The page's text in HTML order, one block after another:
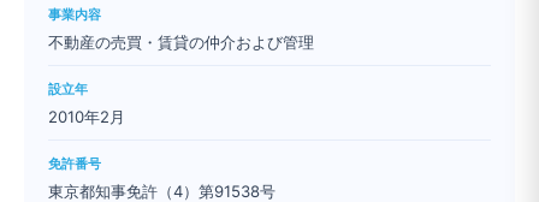
事業内容
不動産の売買・賃貸の仲介および管理
設立年
2010年2月
免許番号
東京都知事免許（4）第91538号